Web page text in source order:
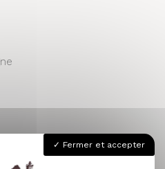
Fermer et accepter